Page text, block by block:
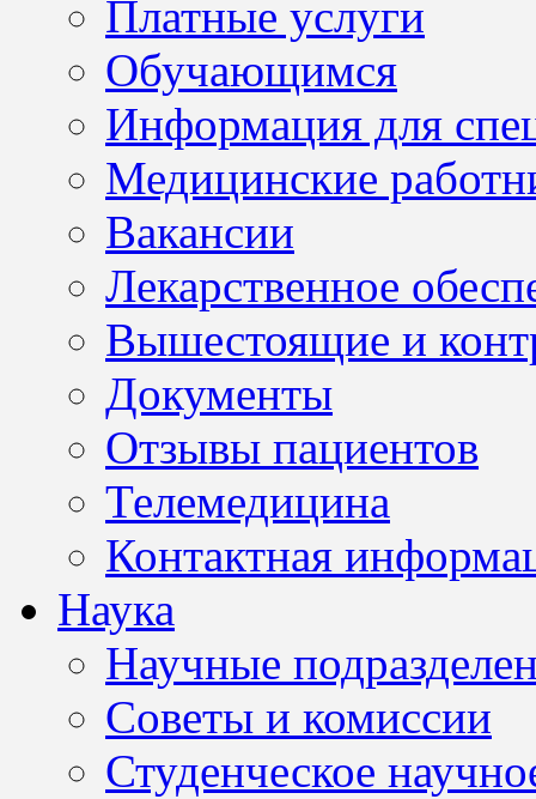
Платные услуги
Обучающимся
Информация для
Медицинские
Вакансии
Лекарственное
Вышестоящие и
Документы
Отзывы пациентов
Телемедицина
Контактная
Наука
Научные
Советы и комиссии
Студенческое